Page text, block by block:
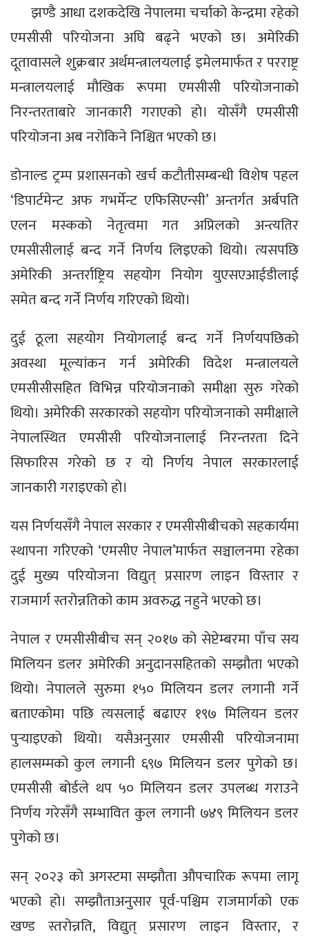
झण्डै आधा दशकदेखि नेपालमा चर्चाको केन्द्रमा रहेको
एमसीसी परियोजना अघि बढ्ने भएको छ। अमेरिकी
दूतावासले शुक्रबार अर्थमन्त्रालयलाई इमेलमार्फत र परराष्ट्र
मन्त्रालयलाई मौखिक रूपमा एमसीसी परियोजनाको
निरन्तरताबारे जानकारी गराएको हो। योसँगै एमसीसी
परियोजना अब नरोकिने निश्चित भएको छ।
डोनाल्ड ट्रम्प प्रशासनको खर्च कटौतीसम्बन्धी विशेष पहल
‘डिपार्टमेन्ट अफ गभर्मेन्ट एफिसिएन्सी’ अन्तर्गत अर्बपति
एलन मस्कको नेतृत्वमा गत अप्रिलको अन्त्यतिर
एमसीसीलाई बन्द गर्ने निर्णय लिइएको थियो। त्यसपछि
अमेरिकी अन्तर्राष्ट्रिय सहयोग नियोग युएसएआईडीलाई
समेत बन्द गर्ने निर्णय गरिएको थियो।
दुई ठूला सहयोग नियोगलाई बन्द गर्ने निर्णयपछिको
अवस्था मूल्यांकन गर्न अमेरिकी विदेश मन्त्रालयले
एमसीसीसहित विभिन्न परियोजनाको समीक्षा सुरु गरेको
थियो। अमेरिकी सरकारको सहयोग परियोजनाको समीक्षाले
नेपालस्थित एमसीसी परियोजनालाई निरन्तरता दिने
सिफारिस गरेको छ र यो निर्णय नेपाल सरकारलाई
जानकारी गराइएको हो।
यस निर्णयसँगै नेपाल सरकार र एमसीसीबीचको सहकार्यमा
स्थापना गरिएको ‘एमसीए नेपाल’मार्फत सञ्चालनमा रहेका
दुई मुख्य परियोजना विद्युत् प्रसारण लाइन विस्तार र
राजमार्ग स्तरोन्नतिको काम अवरुद्ध नहुने भएको छ।
नेपाल र एमसीसीबीच सन् २०१७ को सेप्टेम्बरमा पाँच सय
मिलियन डलर अमेरिकी अनुदानसहितको सम्झौता भएको
थियो। नेपालले सुरुमा १५० मिलियन डलर लगानी गर्ने
बताएकोमा पछि त्यसलाई बढाएर १९७ मिलियन डलर
पुर्‍याइएको थियो। यसैअनुसार एमसीसी परियोजनामा
हालसम्मको कुल लगानी ६९७ मिलियन डलर पुगेको छ।
एमसीसी बोर्डले थप ५० मिलियन डलर उपलब्ध गराउने
निर्णय गरेसँगै सम्भावित कुल लगानी ७४९ मिलियन डलर
पुगेको छ।
सन् २०२३ को अगस्टमा सम्झौता औपचारिक रूपमा लागू
भएको हो। सम्झौताअनुसार पूर्व-पश्चिम राजमार्गको एक
खण्ड स्तरोन्नति, विद्युत् प्रसारण लाइन विस्तार, र